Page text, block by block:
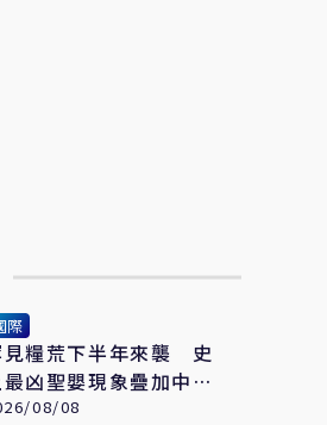
際
見糧荒下半年來襲 史
最凶聖嬰現象疊加中東
烏戰爭
08/08